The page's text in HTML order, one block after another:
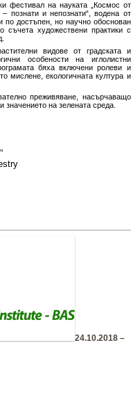
фестивал на науката „Космос от
познати и непознати“, водена от
по достъпен, но научно обоснован
съчета художествени практики с
видове от градската и
особености на иглолистни
бяха включени ролеви и
мислене, екологичната култура и
преживяване, насърчаващо
значението на зелената среда.
24.10.2018 –